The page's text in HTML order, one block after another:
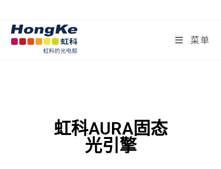
菜单
虹科AURA固态
光引擎